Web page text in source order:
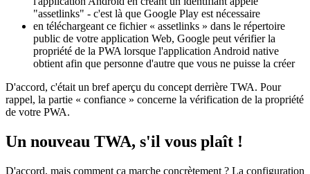
Une « activité Web de confiance » est utilisée dans le contexte
de Google Play Store et d'une application Android native
générée à partir d'une PWA
Vous pouvez vérifier la propriété de votre PWA pour
l'application Android en créant un identifiant appelé
"assetlinks" - c'est là que Google Play est nécessaire
en téléchargeant ce fichier « assetlinks » dans le répertoire
public de votre application Web, Google peut vérifier la
propriété de la PWA lorsque l'application Android native
obtient afin que personne d'autre que vous ne puisse la créer
D'accord, c'était un bref aperçu du concept derrière TWA. Pour
de votre PWA.